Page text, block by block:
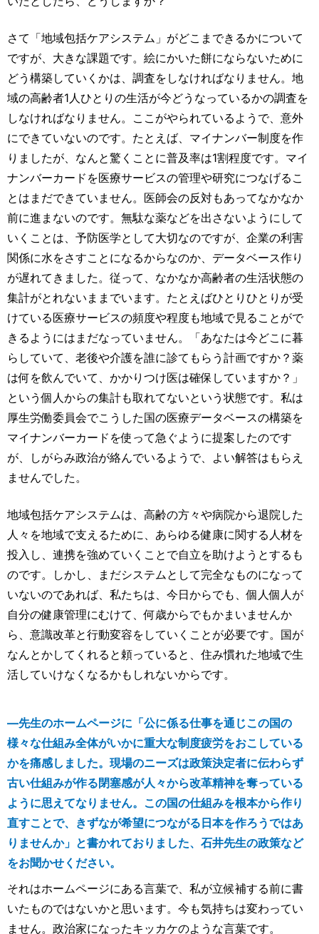
さて「地域包括ケアシステム」がどこまできるかについて
ですが、大きな課題です。絵にかいた餅にならないために
どう構築していくかは、調査をしなければなりません。地
域の高齢者1人ひとりの生活が今どうなっているかの調査を
しなければなりません。ここがやられているようで、意外
にできていないのです。たとえば、マイナンバー制度を作
りましたが、なんと驚くことに普及率は1割程度です。マイ
ナンバーカードを医療サービスの管理や研究につなげるこ
とはまだできていません。医師会の反対もあってなかなか
前に進まないのです。無駄な薬などを出さないようにして
いくことは、予防医学として大切なのですが、企業の利害
関係に水をさすことになるからなのか、データベース作り
が遅れてきました。従って、なかなか高齢者の生活状態の
集計がとれないままでいます。たとえばひとりひとりが受
けている医療サービスの頻度や程度も地域で見ることがで
きるようにはまだなっていません。「あなたは今どこに暮
らしていて、老後や介護を誰に診てもらう計画ですか？薬
は何を飲んでいて、かかりつけ医は確保していますか？」
という個人からの集計も取れてないという状態です。私は
厚生労働委員会でこうした国の医療データベースの構築を
マイナンバーカードを使って急ぐように提案したのです
が、しがらみ政治が絡んでいるようで、よい解答はもらえ
ませんでした。
地域包括ケアシステムは、高齢の方々や病院から退院した
人々を地域で支えるために、あらゆる健康に関する人材を
投入し、連携を強めていくことで自立を助けようとするも
のです。しかし、まだシステムとして完全なものになって
いないのであれば、私たちは、今日からでも、個人個人が
自分の健康管理にむけて、何歳からでもかまいませんか
ら、意識改革と行動変容をしていくことが必要です。国が
なんとかしてくれると頼っていると、住み慣れた地域で生
活していけなくなるかもしれないからです。
―先生のホームページに「公に係る仕事を通じこの国の
様々な仕組み全体がいかに重大な制度疲労をおこしている
かを痛感しました。現場のニーズは政策決定者に伝わらず
古い仕組みが作る閉塞感が人々から改革精神を奪っている
ように思えてなりません。この国の仕組みを根本から作り
直すことで、きずなが希望につながる日本を作ろうではあ
りませんか」と書かれておりました、石井先生の政策など
をお聞かせください。
それはホームページにある言葉で、私が立候補する前に書
いたものではないかと思います。今も気持ちは変わってい
ません。政治家になったキッカケのような言葉です。